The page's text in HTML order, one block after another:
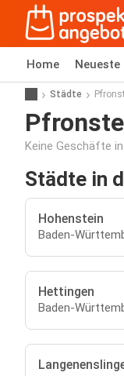
Home
Städte
Keine Geschäfte
Städte in
Hohenstein
Baden-
Hettingen
Baden-